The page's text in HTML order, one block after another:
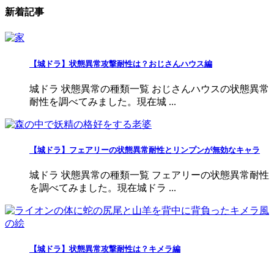
新着記事
【城ドラ】状態異常攻撃耐性は？おじさんハウス編
城ドラ 状態異常の種類一覧 おじさんハウスの状態異常
耐性を調べてみました。現在城 ...
【城ドラ】フェアリーの状態異常耐性とリンプンが無効なキャラ
城ドラ 状態異常の種類一覧 フェアリーの状態異常耐性
を調べてみました。現在城ドラ ...
【城ドラ】状態異常攻撃耐性は？キメラ編